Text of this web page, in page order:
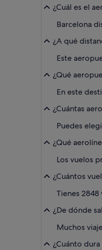
¿Cuál es el
Barcelona
¿A qué
Este
¿Qué
En este
¿Cuántas
Puedes
¿Qué
Los vuelos
¿Cuántos
Tienes 2848
¿De dónde
Muchos
¿Cuánto